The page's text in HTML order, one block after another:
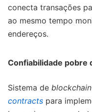
conecta transações
ao mesmo tempo
endereços.
Confiabilidade pobre
Sistema de blockchain
contracts para